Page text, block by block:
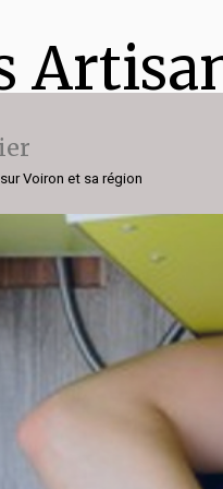
Voiron et sa région